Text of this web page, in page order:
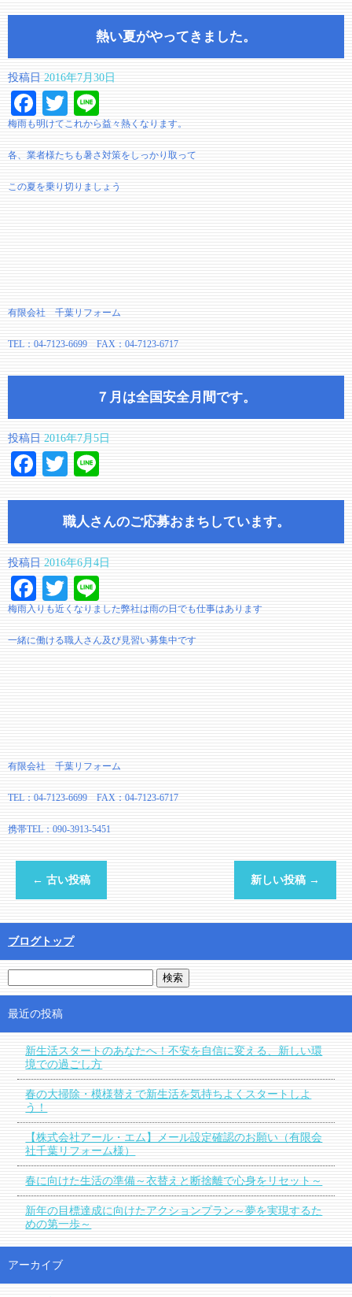
熱い夏がやってきました。
投稿日 2016年7月30日
Facebook
Twitter
梅雨も明けてこれから益々熱くなります。
各、業者様たちも暑さ対策をしっかり取って
この夏を乗り切りましょう
有限会社 千葉リフォーム
TEL：04-7123-6699 FAX：04-7123-6717
７月は全国安全月間です。
投稿日 2016年7月5日
Facebook
Twitter
職人さんのご応募おまちしています。
投稿日 2016年6月4日
Facebook
Twitter
梅雨入りも近くなりました弊社は雨の日でも仕事はあります
一緒に働ける職人さん及び見習い募集中です
有限会社 千葉リフォーム
TEL：04-7123-6699 FAX：04-7123-6717
携帯TEL：090-3913-5451
← 古い投稿 新しい投稿 →
ブログトップ
最近の投稿
新生活スタートのあなたへ！不安を自信に変える、新しい環
境での過ごし方
春の大掃除・模様替えで新生活を気持ちよくスタートしよ
う！
【株式会社アール・エム】メール設定確認のお願い（有限会
社千葉リフォーム様）
春に向けた生活の準備～衣替えと断捨離で心身をリセット～
新年の目標達成に向けたアクションプラン～夢を実現するた
めの第一歩～
アーカイブ